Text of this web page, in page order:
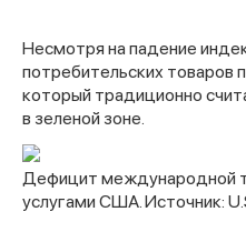
Несмотря на падение
потребительских товаров
который традиционно
в зеленой зоне.
Дефицит международной
услугами США. Источник: